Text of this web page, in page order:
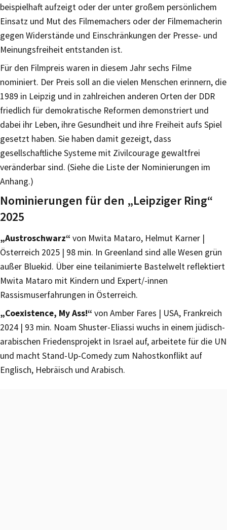
beispielhaft aufzeigt oder der unter großem persönlichem
Einsatz und Mut des Filmemachers oder der Filmemacherin
gegen Widerstände und Einschränkungen der Presse- und
Meinungsfreiheit entstanden ist.
Für den Filmpreis waren in diesem Jahr sechs Filme
nominiert. Der Preis soll an die vielen Menschen erinnern, die
1989 in Leipzig und in zahlreichen anderen Orten der DDR
friedlich für demokratische Reformen demonstriert und
dabei ihr Leben, ihre Gesundheit und ihre Freiheit aufs Spiel
gesetzt haben. Sie haben damit gezeigt, dass
gesellschaftliche Systeme mit Zivilcourage gewaltfrei
veränderbar sind. (Siehe die Liste der Nominierungen im
Anhang.)
Nominierungen für den „Leipziger Ring“
2025
„Austroschwarz“ von Mwita Mataro, Helmut Karner |
Österreich 2025 | 98 min. In Greenland sind alle Wesen grün
außer Bluekid. Über eine teilanimierte Bastelwelt reflektiert
Mwita Mataro mit Kindern und Expert/-innen
Rassismuserfahrungen in Österreich.
„Coexistence, My Ass!“ von Amber Fares | USA, Frankreich
2024 | 93 min. Noam Shuster-Eliassi wuchs in einem jüdisch-
arabischen Friedensprojekt in Israel auf, arbeitete für die UN
und macht Stand-Up-Comedy zum Nahostkonflikt auf
Englisch, Hebräisch und Arabisch.